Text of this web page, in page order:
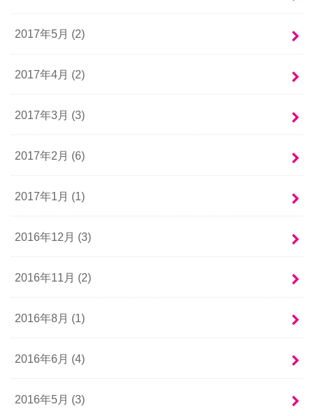
2017年5月 (2)
2017年4月 (2)
2017年3月 (3)
2017年2月 (6)
2017年1月 (1)
2016年12月 (3)
2016年11月 (2)
2016年8月 (1)
2016年6月 (4)
2016年5月 (3)